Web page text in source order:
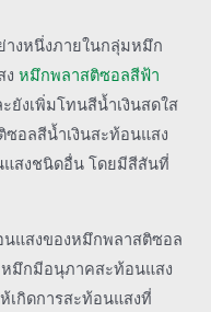
างหนึ่งภายในกลุ่มหมึก
ง หมึกพลาสติซอลสีฟ้า
งเพิ่มโทนสีน้ำเงินสดใส
อลสีน้ำเงินสะท้อนแสง
สงชนิดอื่น โดยมีสีสันที่
นแสงของหมึกพลาสติซอล
มึกมีอนุภาคสะท้อนแสง
เกิดการสะท้อนแสงที่